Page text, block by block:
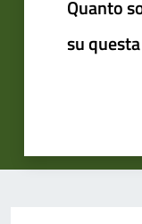
Quanto
su